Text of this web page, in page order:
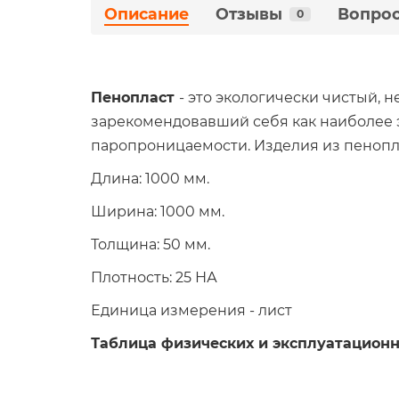
Описание Отзывы 0
Пенопласт - это экологически чистый,
зарекомендовавший себя как
паропроницаемости. Изделия из
Длина: 1000 мм.
Ширина: 1000 мм.
Толщина: 50 мм.
Плотность: 25 НА
Единица измерения - лист
Таблица физических и